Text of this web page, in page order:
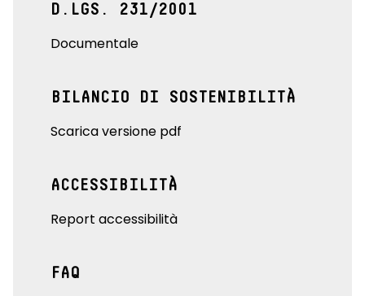
D.LGS. 231/2001
Documentale
BILANCIO DI SOSTENIBILITÀ
Scarica versione pdf
ACCESSIBILITÀ
Report accessibilità
FAQ